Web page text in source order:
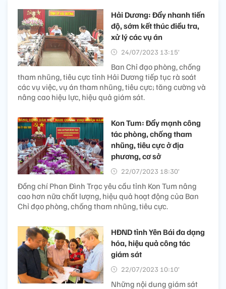
Hải Dương: Đẩy nhanh tiến
độ, sớm kết thúc điều tra,
xử lý các vụ án
24/07/2023 13:15’
Ban Chỉ đạo phòng, chống
tham nhũng, tiêu cực tỉnh Hải Dương tiếp tục rà soát
các vụ việc, vụ án tham nhũng, tiêu cực; tăng cường và
nâng cao hiệu lực, hiệu quả giám sát.
Kon Tum: Đẩy mạnh công
tác phòng, chống tham
nhũng, tiêu cực ở địa
phương, cơ sở
22/07/2023 18:30’
Đồng chí Phan Đình Trạc yêu cầu tỉnh Kon Tum nâng
cao hơn nữa chất lượng, hiệu quả hoạt động của Ban
Chỉ đạo phòng, chống tham nhũng, tiêu cực.
HĐND tỉnh Yên Bái đa dạng
hóa, hiệu quả công tác
giám sát
22/07/2023 10:10’
Những nội dung giám sát